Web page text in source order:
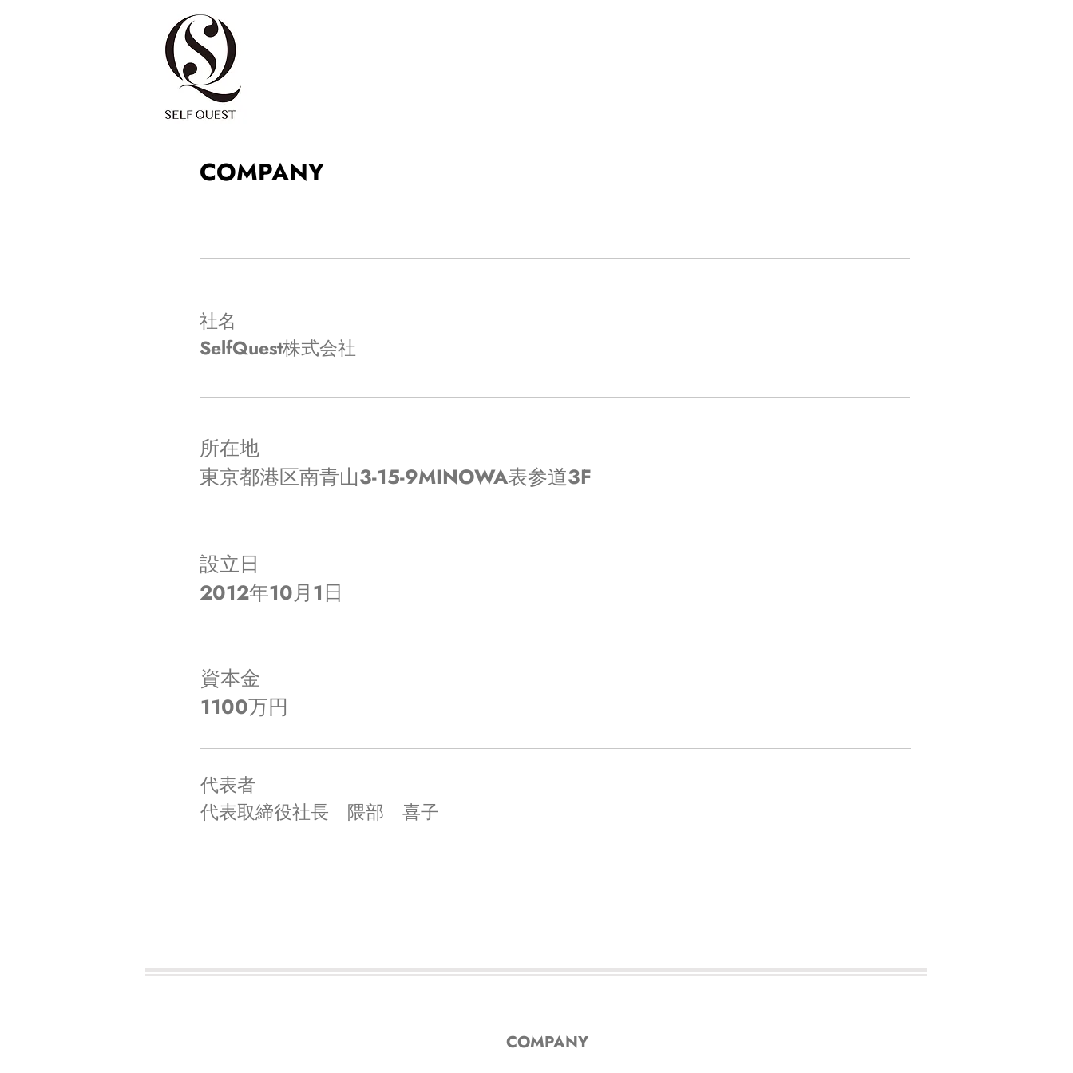
COMPANY
社名
​SelfQuest株式会社
所在地
​東京都港区南青山3-15-9MINOWA表参道3F
設立日
​2012年10月1日
資本金
​1100万円
代表者
代表取締役社長 隈部 喜子
COMPANY